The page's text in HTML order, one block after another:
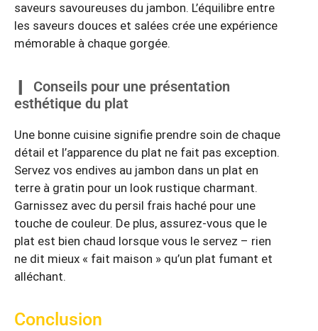
saveurs savoureuses du jambon. L’équilibre entre
les saveurs douces et salées crée une expérience
mémorable à chaque gorgée.
Conseils pour une présentation
esthétique du plat
Une bonne cuisine signifie prendre soin de chaque
détail et l’apparence du plat ne fait pas exception.
Servez vos endives au jambon dans un plat en
terre à gratin pour un look rustique charmant.
Garnissez avec du persil frais haché pour une
touche de couleur. De plus, assurez-vous que le
plat est bien chaud lorsque vous le servez – rien
ne dit mieux « fait maison » qu’un plat fumant et
alléchant.
Conclusion